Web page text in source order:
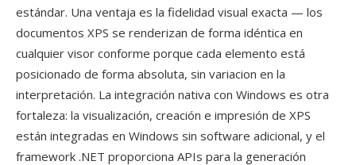
estándar. Una ventaja es la fidelidad visual exacta — los
documentos XPS se renderizan de forma idéntica en
cualquier visor conforme porque cada elemento está
posicionado de forma absoluta, sin variacion en la
interpretación. La integración nativa con Windows es otra
fortaleza: la visualización, creación e impresión de XPS
están integradas en Windows sin software adicional, y el
framework .NET proporciona APIs para la generación